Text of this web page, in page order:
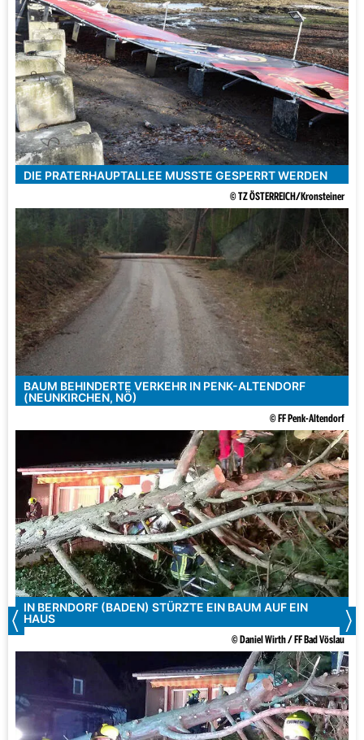
DIE PRATERHAUPTALLEE MUSSTE GESPERRT WERDEN
© TZ ÖSTERREICH/Kronsteiner
BAUM BEHINDERTE VERKEHR IN PENK-ALTENDORF
(NEUNKIRCHEN, NÖ)
© FF Penk-Altendorf
IN BERNDORF (BADEN) STÜRZTE EIN BAUM AUF EIN
HAUS
© Daniel Wirth / FF Bad Vöslau